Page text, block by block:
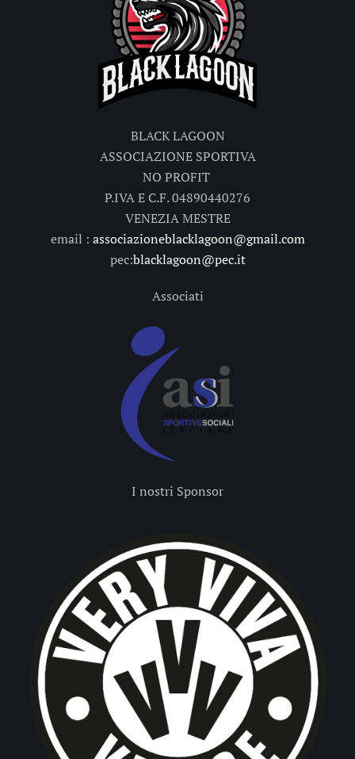
BLACK LAGOON
ASSOCIAZIONE SPORTIVA
NO PROFIT
P.IVA E C.F. 04890440276
VENEZIA MESTRE
email : associazioneblacklagoon@gmail.com
pec:blacklagoon@pec.it
Associati
I nostri Sponsor